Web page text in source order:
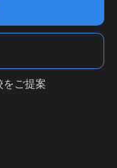
をご提案